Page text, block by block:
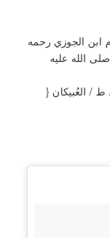
ابن الجوزي رحمه
مُعجزاته صلى الله عليه
ط / العُبيكان {